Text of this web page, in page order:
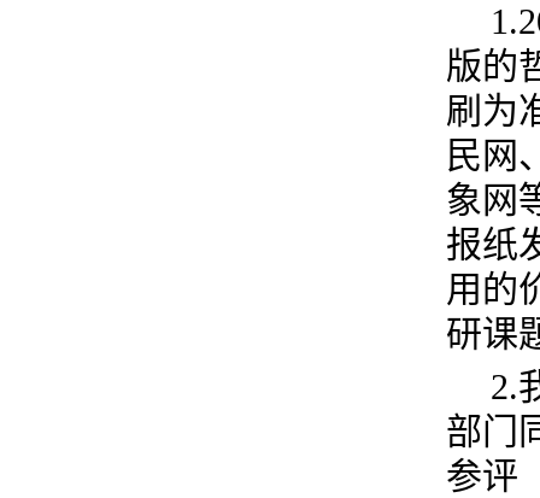
版的
刷为
民网
象网
报纸
用的
研课
2.
部门
参评